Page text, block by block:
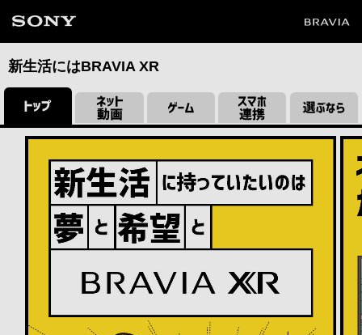
新生活にはBRAVIA XR